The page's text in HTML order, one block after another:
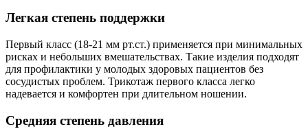
Легкая степень поддержки
Первый класс (18-21 мм рт.ст.) применяется при минимальных
рисках и небольших вмешательствах. Такие изделия подходят
для профилактики у молодых здоровых пациентов без
сосудистых проблем. Трикотаж первого класса легко
надевается и комфортен при длительном ношении.
Средняя степень давления